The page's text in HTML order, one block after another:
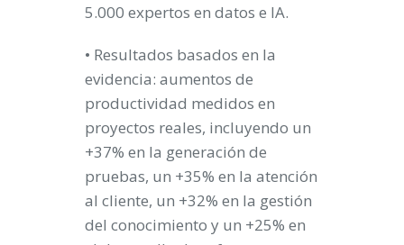
5.000 expertos en datos e IA.
• Resultados basados ​​en la
evidencia: aumentos de
productividad medidos en
proyectos reales, incluyendo un
+37% en la generación de
pruebas, un +35% en la atención
al cliente, un +32% en la gestión
del conocimiento y un +25% en